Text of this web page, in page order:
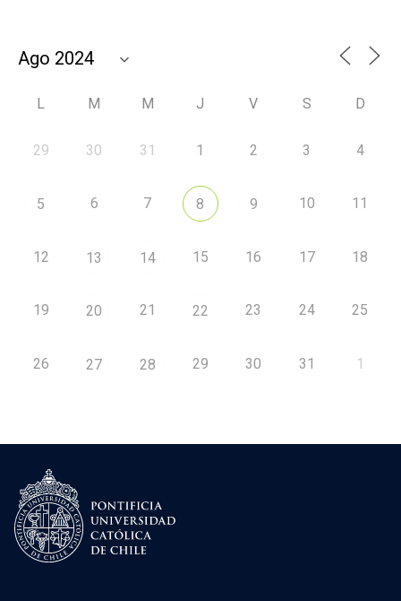
L M M J V S D
29 30 31 1 2 3 4
5 6 7 8 9 10 11
12 13 14 15 16 17 18
19 20 21 22 23 24 25
26 27 28 29 30 31 1